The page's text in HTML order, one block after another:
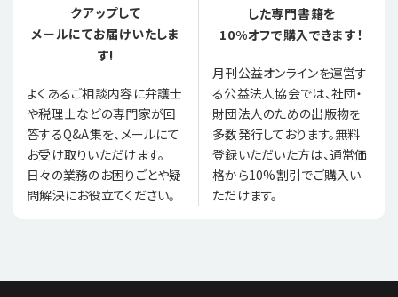
クアップして
メールにてお届けいたしま
す!
よくあるご相談内容に弁護士
や税理士などの専門家が回
答するQ&A集を、メールにて
お受け取りいただけます。
日々の業務のお困りごとや疑
問解決にお役立てください。
した専門書籍を
10%オフで購入できます！
月刊公益オンラインを運営す
る公益法人協会では、社団・
財団法人のための出版物を
多数発行しております。無料
登録いただいた方は、通常価
格から10%割引でご購入い
ただけます。